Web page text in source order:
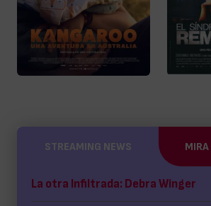
STREAMING NEWS
La otra Infiltrada: Debra Winger